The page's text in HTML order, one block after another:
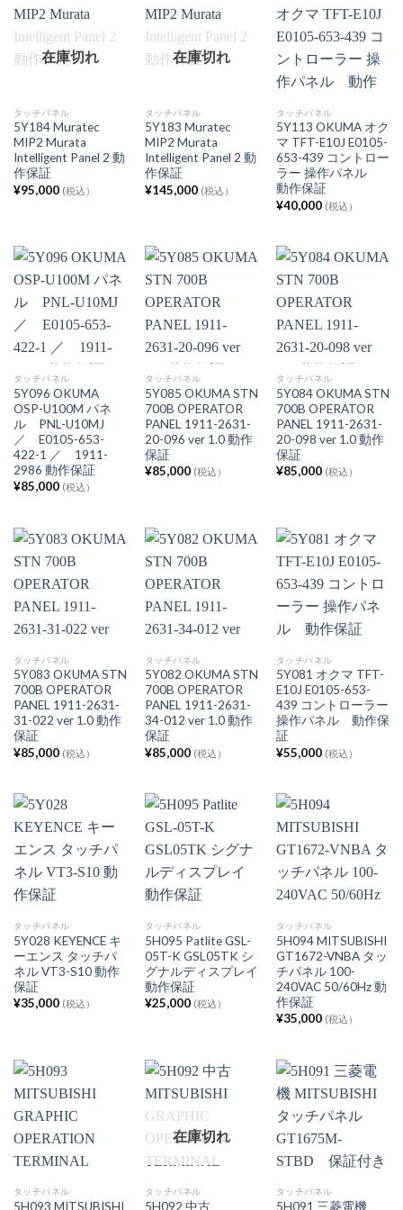
在庫切れ
タッチパネル
5Y184 Muratec
MIP2 Murata
Intelligent Panel 2 動
作保証
¥95,000 (税込）
在庫切れ
タッチパネル
5Y183 Muratec
MIP2 Murata
Intelligent Panel 2 動
作保証
¥145,000 (税込）
タッチパネル
5Y113 OKUMA オク
マ TFT-E10J E0105-
653-439 コントロー
ラー 操作パネル
動作保証
¥40,000 (税込）
タッチパネル
5Y096 OKUMA
OSP-U100M パネ
ル PNL-U10MJ
／ E0105-653-
422-1 ／ 1911-
2986 動作保証
¥85,000 (税込）
タッチパネル
5Y085 OKUMA STN
700B OPERATOR
PANEL 1911-2631-
20-096 ver 1.0 動作
保証
¥85,000 (税込）
タッチパネル
5Y084 OKUMA STN
700B OPERATOR
PANEL 1911-2631-
20-098 ver 1.0 動作
保証
¥85,000 (税込）
タッチパネル
5Y083 OKUMA STN
700B OPERATOR
PANEL 1911-2631-
31-022 ver 1.0 動作
保証
¥85,000 (税込）
タッチパネル
5Y082 OKUMA STN
700B OPERATOR
PANEL 1911-2631-
34-012 ver 1.0 動作
保証
¥85,000 (税込）
タッチパネル
5Y081 オクマ TFT-
E10J E0105-653-
439 コントローラー
操作パネル 動作保
証
¥55,000 (税込）
タッチパネル
5Y028 KEYENCE キ
ーエンス タッチパ
ネル VT3-S10 動作
保証
¥35,000 (税込）
タッチパネル
5H095 Patlite GSL-
05T-K GSL05TK シ
グナルディスプレイ
動作保証
¥25,000 (税込）
タッチパネル
5H094 MITSUBISHI
GT1672-VNBA タッ
チパネル 100-
240VAC 50/60Hz 動
作保証
¥35,000 (税込）
タッチパネル
5H093 MITSUBISHI
在庫切れ
タッチパネル
5H092 中古
タッチパネル
5H091 三菱電機